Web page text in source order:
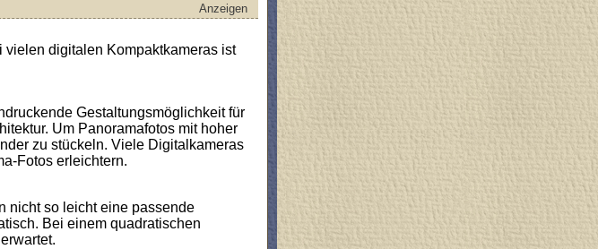
Anzeigen
vielen digitalen Kompaktkameras ist
Gestaltungsmöglichkeit für
Um Panoramafotos mit hoher
zu stückeln. Viele Digitalkameras
Fotos erleichtern.
nicht so leicht eine passende
Bei einem quadratischen